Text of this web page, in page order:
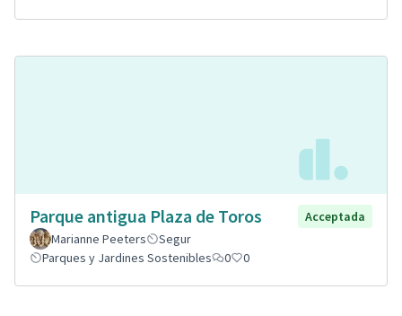
Parque antigua Plaza de Toros
Acceptada
Marianne Peeters
Segur
Parques y Jardines Sostenibles
0 0